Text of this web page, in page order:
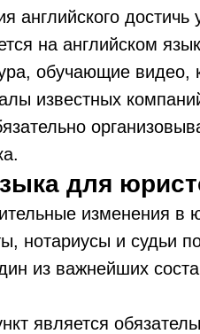
английского достичь
на английском
обучающие видео,
известных
для
изменения в
нотариусы и судьи
из важнейших
является